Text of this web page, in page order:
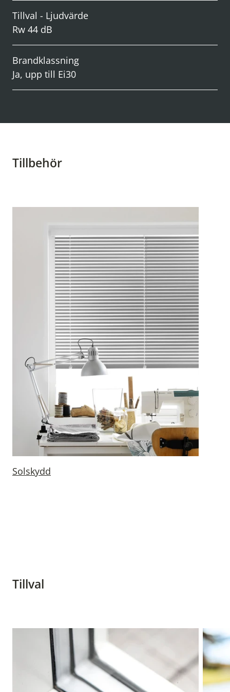
Tillval - Ljudvärde
Rw 44 dB
Brandklassning
Ja, upp till Ei30
Tillbehör
Solskydd
Tillval